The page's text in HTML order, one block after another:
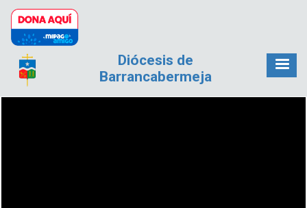
Pasar al contenido principal
Diócesis de
Barrancabermeja